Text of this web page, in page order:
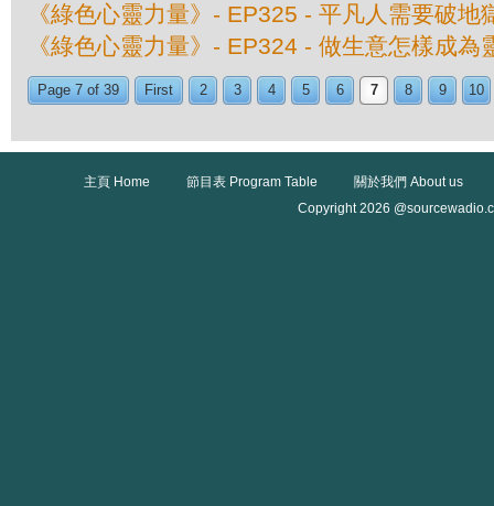
《綠色心靈力量》- EP325 - 平凡人需要破地
《綠色心靈力量》- EP324 - 做生意怎樣成為
Page 7 of 39 First 2 3 4 5 6 7 8 9 10
主頁 Home 節目表 Program Table
關於我們 About us
Copyright 2026